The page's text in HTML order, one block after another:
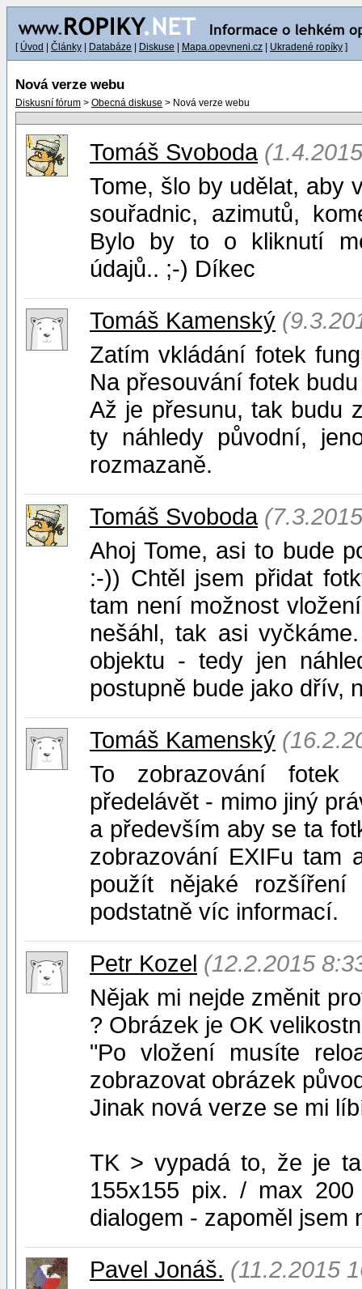
[ Úvod Články Databáze Diskuse Mapa.opevneni.cz Ukradené ropíky ]
Nová verze webu
Diskusní fórum > Obecná diskuse > Nová verze webu
Tomáš Svoboda
Tome, šlo by udělat, aby
souřadnic, azimutů,
Bylo by to o kliknutí
údajů.. ;-) Díkec
Tomáš Kamenský
Zatím vkládání fotek
Na přesouvání fotek
Až je přesunu, tak budu
ty náhledy původní,
rozmazaně.
Tomáš Svoboda
Ahoj Tome, asi to bude
:-)) Chtěl jsem přidat
tam není možnost
nešáhl, tak asi
objektu - tedy jen
postupně bude jako dřív,
Tomáš Kamenský
To zobrazování
předelávět - mimo jiný
a především aby se ta
zobrazování EXIFu tam
použít nějaké
podstatně víc informací.
Petr Kozel (12.2.2015
Nějak mi nejde změnit
? Obrázek je OK
"Po vložení musíte
zobrazovat obrázek
Jinak nová verze se mi
TK > vypadá to, že je
155x155 pix. / max
dialogem - zapoměl jsem
Pavel Jonáš. (11.2.2015